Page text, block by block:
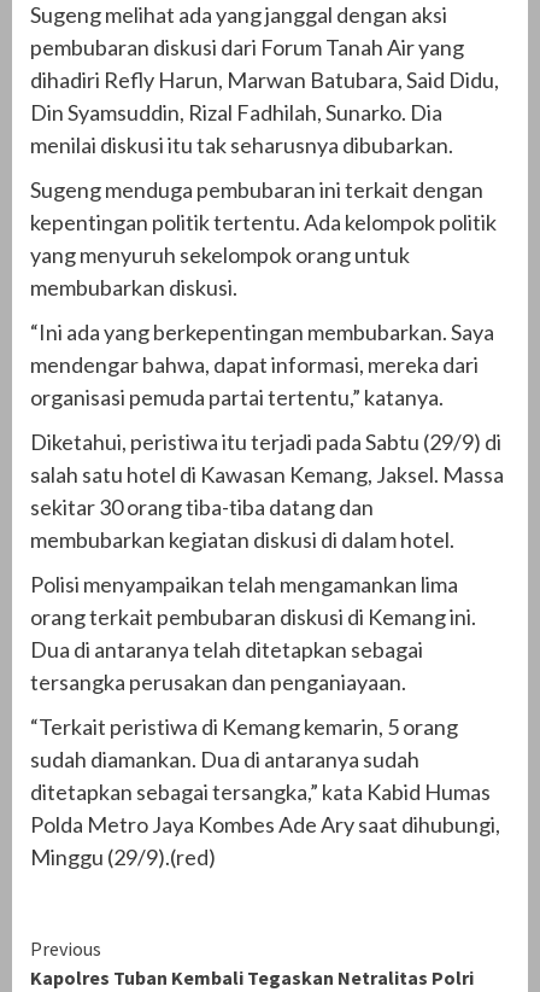
Sugeng melihat ada yang janggal dengan aksi
pembubaran diskusi dari Forum Tanah Air yang
dihadiri Refly Harun, Marwan Batubara, Said Didu,
Din Syamsuddin, Rizal Fadhilah, Sunarko. Dia
menilai diskusi itu tak seharusnya dibubarkan.
Sugeng menduga pembubaran ini terkait dengan
kepentingan politik tertentu. Ada kelompok politik
yang menyuruh sekelompok orang untuk
membubarkan diskusi.
“Ini ada yang berkepentingan membubarkan. Saya
mendengar bahwa, dapat informasi, mereka dari
organisasi pemuda partai tertentu,” katanya.
Diketahui, peristiwa itu terjadi pada Sabtu (29/9) di
salah satu hotel di Kawasan Kemang, Jaksel. Massa
sekitar 30 orang tiba-tiba datang dan
membubarkan kegiatan diskusi di dalam hotel.
Polisi menyampaikan telah mengamankan lima
orang terkait pembubaran diskusi di Kemang ini.
Dua di antaranya telah ditetapkan sebagai
tersangka perusakan dan penganiayaan.
“Terkait peristiwa di Kemang kemarin, 5 orang
sudah diamankan. Dua di antaranya sudah
ditetapkan sebagai tersangka,” kata Kabid Humas
Polda Metro Jaya Kombes Ade Ary saat dihubungi,
Minggu (29/9).(red)
Continue
Previous
Kapolres Tuban Kembali Tegaskan Netralitas Polri